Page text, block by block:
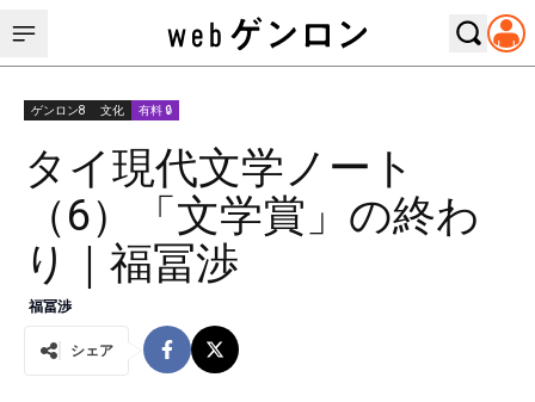
ゲンロン8 文化 有料 🔒
タイ現代文学ノート
（6）「文学賞」の終わ
り｜福冨渉
福冨渉
シェア